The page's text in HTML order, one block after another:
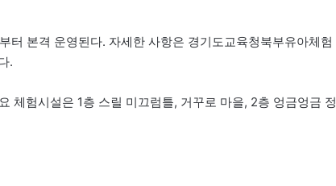
터 본격 운영된다. 자세한 사항은 경기도교육청북부유아체험
.
체험시설은 1층 스릴 미끄럼틀, 거꾸로 마을, 2층 엉금엉금 정